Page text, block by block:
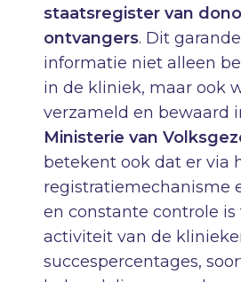
staatsregister van
ontvangers. Dit
informatie niet alleen
in de kliniek, maar ook
verzameld en bewaard
Ministerie van
betekent ook dat er via
registratiemechanisme
en constante controle is
activiteit van de
succespercentages,